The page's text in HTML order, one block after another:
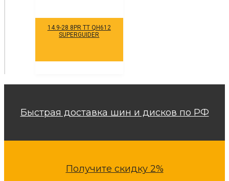
14.9-28 8PR TT QH612
SUPERGUIDER
Быстрая доставка шин и дисков по РФ
Получите скидку 2%